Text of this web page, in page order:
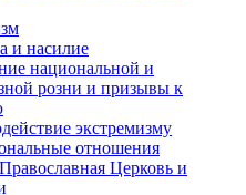
и насилие
национальной и
розни и призывы к
экстремизму
отношения
Церковь и